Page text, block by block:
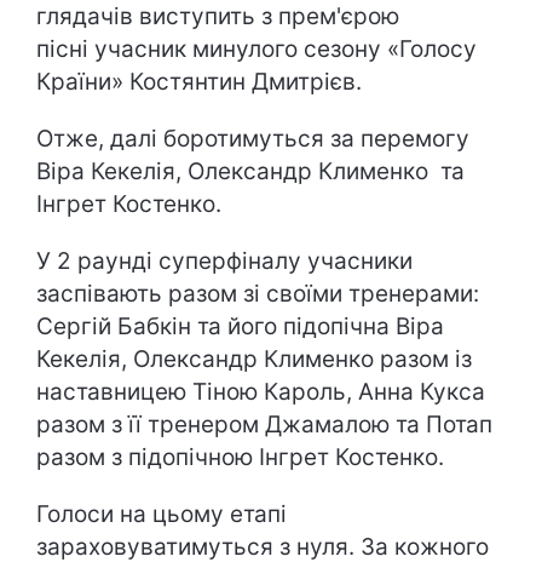
глядачів виступить з прем'єрою
пісні учасник минулого сезону «Голосу
Країни» Костянтин Дмитрієв.
Отже, далі боротимуться за перемогу
Віра Кекелія, Олександр Клименко та
Інгрет Костенко.
У 2 раунді суперфіналу учасники
заспівають разом зі своїми тренерами:
Сергій Бабкін та його підопічна Віра
Кекелія, Олександр Клименко разом із
наставницею Тіною Кароль, Анна Кукса
разом з її тренером Джамалою та Потап
разом з підопічною Інгрет Костенко.
Голоси на цьому етапі
зараховуватимуться з нуля. За кожного